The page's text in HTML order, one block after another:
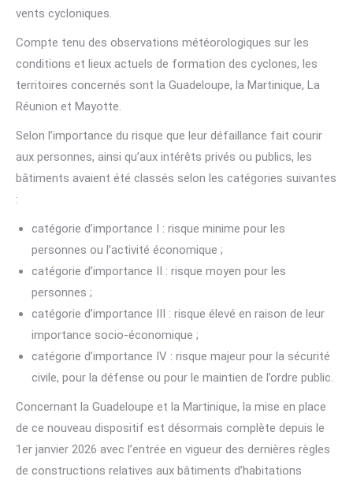
vents cycloniques.
Compte tenu des observations météorologiques sur les
conditions et lieux actuels de formation des cyclones, les
territoires concernés sont la Guadeloupe, la Martinique, La
Réunion et Mayotte.
Selon l’importance du risque que leur défaillance fait courir
aux personnes, ainsi qu’aux intérêts privés ou publics, les
bâtiments avaient été classés selon les catégories suivantes
:
catégorie d’importance I : risque minime pour les
personnes ou l’activité économique ;
catégorie d’importance II : risque moyen pour les
personnes ;
catégorie d’importance III : risque élevé en raison de leur
importance socio-économique ;
catégorie d’importance IV : risque majeur pour la sécurité
civile, pour la défense ou pour le maintien de l’ordre public.
Concernant la Guadeloupe et la Martinique, la mise en place
de ce nouveau dispositif est désormais complète depuis le
1er janvier 2026 avec l’entrée en vigueur des dernières règles
de constructions relatives aux bâtiments d’habitations